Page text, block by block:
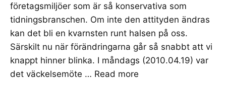
företagsmiljöer som är så konservativa som
tidningsbranschen. Om inte den attityden ändras
kan det bli en kvarnsten runt halsen på oss.
Särskilt nu när förändringarna går så snabbt att vi
knappt hinner blinka. I måndags (2010.04.19) var
det väckelsemöte … Read more